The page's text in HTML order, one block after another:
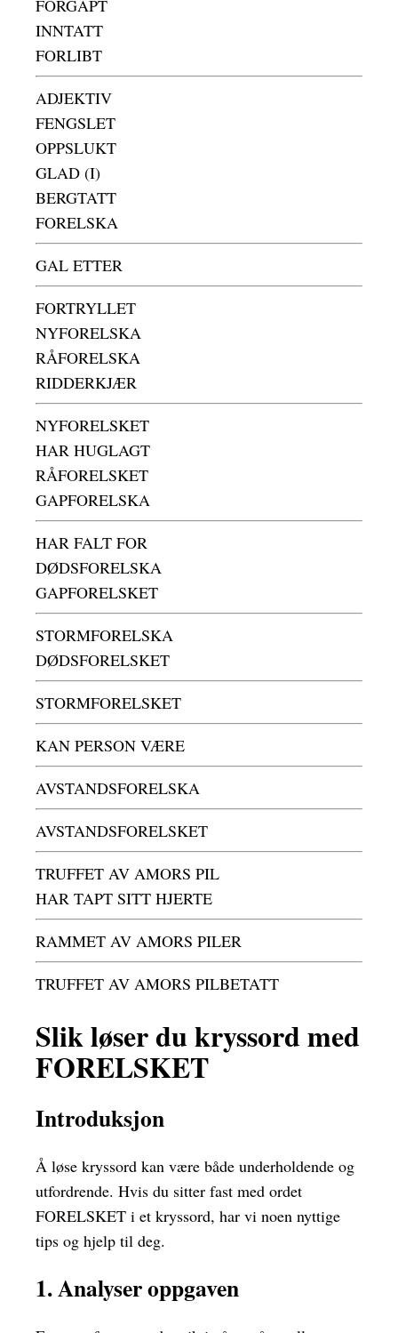
FORGAPT
INNTATT
FORLIBT
ADJEKTIV
FENGSLET
OPPSLUKT
GLAD (I)
BERGTATT
FORELSKA
GAL ETTER
FORTRYLLET
NYFORELSKA
RÅFORELSKA
RIDDERKJÆR
NYFORELSKET
HAR HUGLAGT
RÅFORELSKET
GAPFORELSKA
HAR FALT FOR
DØDSFORELSKA
GAPFORELSKET
STORMFORELSKA
DØDSFORELSKET
STORMFORELSKET
KAN PERSON VÆRE
AVSTANDSFORELSKA
AVSTANDSFORELSKET
TRUFFET AV AMORS PIL
HAR TAPT SITT HJERTE
RAMMET AV AMORS PILER
TRUFFET AV AMORS PILBETATT
Slik løser du kryssord med
FORELSKET
Introduksjon
Å løse kryssord kan være både underholdende og
utfordrende. Hvis du sitter fast med ordet
FORELSKET i et kryssord, har vi noen nyttige
tips og hjelp til deg.
1. Analyser oppgaven